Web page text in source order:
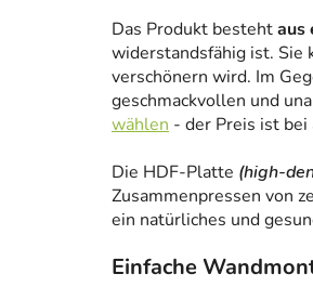
Das Produkt bestehtaus
widerstandsfähig ist. Sie
verschönern wird. Im
geschmackvollen und
wählen - der Preis ist
Die HDF-Platte (high-
Zusammenpressen von
ein natürliches und
Einfache